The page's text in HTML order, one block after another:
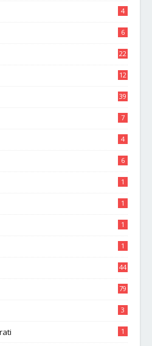
4
6
22
12
39
7
4
6
1
1
1
1
44
79
3
1